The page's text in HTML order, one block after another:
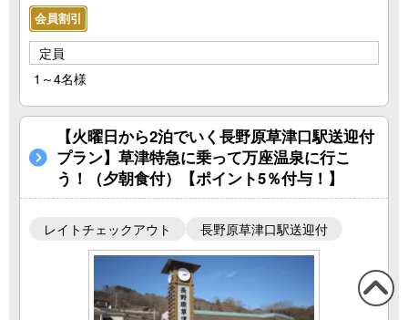
会員割引
定員
1～4名様
【火曜日から2泊でいく長野原草津口駅送迎付
プラン】草津特急に乗って万座温泉に行こ
う！（夕朝食付）【ポイント5％付与！】
レイトチェックアウト 長野原草津口駅送迎付